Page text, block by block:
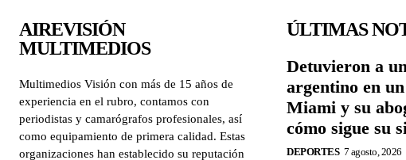
AIREVISIÓN
MULTIMEDIOS
Multimedios Visión con más de 15 años de
experiencia en el rubro, contamos con
periodistas y camarógrafos profesionales, así
como equipamiento de primera calidad. Estas
organizaciones han establecido su reputación
ÚLTIMAS
Detuvieron a
argentino en
Miami y su
cómo sigue su
DEPORTES 7 agosto, 2026